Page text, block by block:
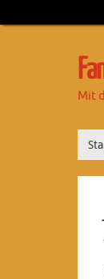
Mit